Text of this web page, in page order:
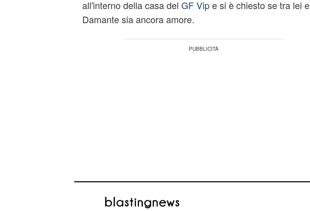
all'interno della casa del GF Vipe si è chiesto se tra lei e
Damante sia ancora amore.